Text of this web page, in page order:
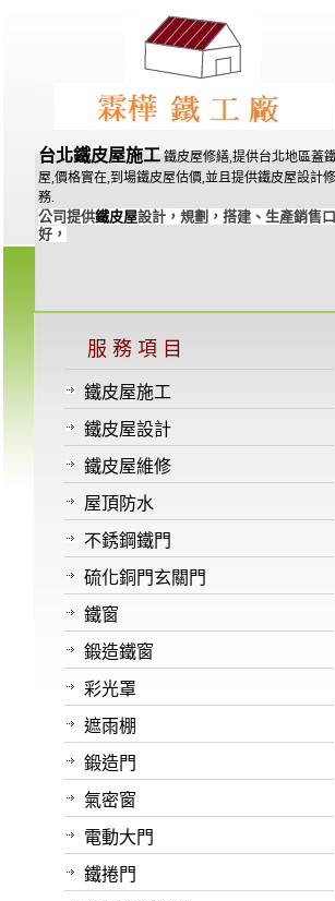
台北鐵皮屋施工鐵皮屋修繕,提供台北地區蓋
屋,價格實在,到場鐵皮屋估價,並且提供鐵皮屋設計
務.
公司提供鐵皮屋設計，規劃，搭建、生產銷售
好，
服 務 項 目
鐵皮屋施工
鐵皮屋設計
鐵皮屋維修
屋頂防水
不銹鋼鐵門
硫化銅門玄關門
鐵窗
鍛造鐵窗
彩光罩
遮雨棚
鍛造門
氣密窗
電動大門
鐵捲門